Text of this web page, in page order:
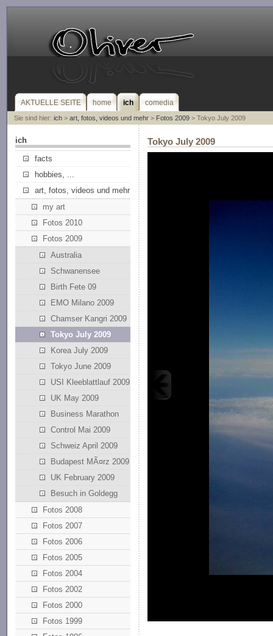
AKTUELLE SEITE home ich comedia
Sie sind hier: ich> art, fotos, videos und mehr> Fotos 2009> Tokyo July 2009
ich
facts
hobbies, ...
art, fotos, videos und mehr
my art
Fotos 2010
Fotos 2009
Australia
Schwanensee
Birth Fete 09
EMO Milano 2009
Chamser Kangri 2009
Tokyo July 2009
Korea July 2009
Tokyo June 2009
USI Kleeblattlauf 2009
UK May 2009
Business Marathon
Control Mai 2009
Schweiz April 2009
Budapest MÃ¤rz 2009
UK February 2009
Besuch in Goldegg
Fotos 2008
Fotos 2007
Fotos 2006
Fotos 2005
Fotos 2004
Fotos 2002
Fotos 2000
Fotos 1999
Tokyo July 2009